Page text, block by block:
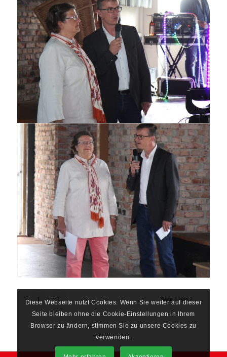
Seite 1 von 2
1 2
Diese Webseite nutzt Cookies. Wenn Sie weiter auf dieser
Seite bleiben ohne die Cookie-Einstellungen in Ihrem
Browser zu ändern, stimmen Sie zu unsere Cookies zu
verwenden.